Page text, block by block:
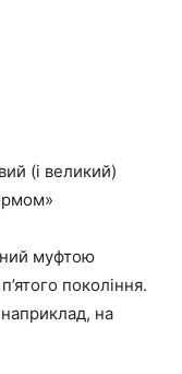
(і великий)
муфтою
покоління.
на